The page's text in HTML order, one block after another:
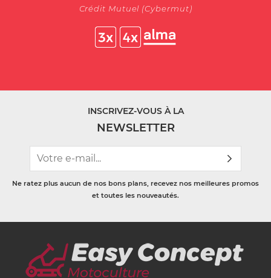
Crédit Mutuel (Cybermut)
INSCRIVEZ-VOUS À LA
NEWSLETTER
Ne ratez plus aucun de nos bons plans, recevez nos meilleures promos
et toutes les nouveautés.